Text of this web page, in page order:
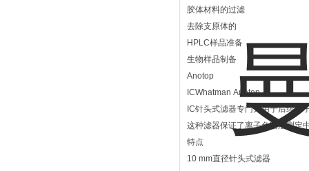
胶体材料的过滤
去除支原体的
HPLC样品准备
生物样品制备
Anotop
ICWhatman Anotop
IC针头式滤器专门为用于后续离
这种滤器保证了离子色谱法测定
特点
10 mm直径针头式滤器